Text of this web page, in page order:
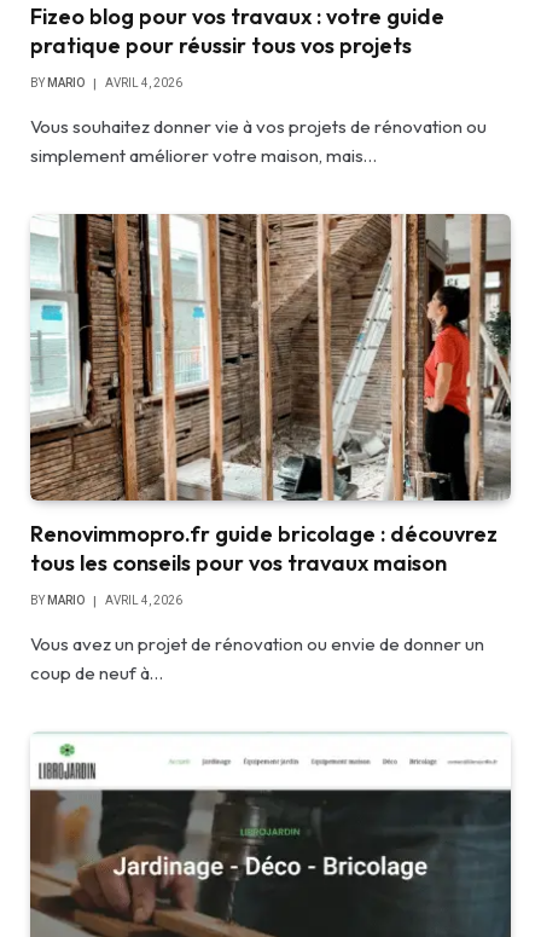
Fizeo blog pour vos travaux : votre guide
pratique pour réussir tous vos projets
BY MARIO AVRIL 4, 2026
Vous souhaitez donner vie à vos projets de rénovation ou
simplement améliorer votre maison, mais…
Renovimmopro.fr guide bricolage : découvrez
tous les conseils pour vos travaux maison
BY MARIO AVRIL 4, 2026
Vous avez un projet de rénovation ou envie de donner un
coup de neuf à…